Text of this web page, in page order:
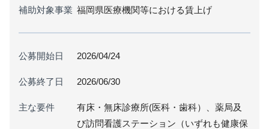
補助対象事業 福岡県医療機関等における賃上げ
公募開始日 2026/04/24
公募終了日 2026/06/30
主な要件
有床・無床診療所(医科・歯科）、薬局及
び訪問看護ステーション（いずれも健康保